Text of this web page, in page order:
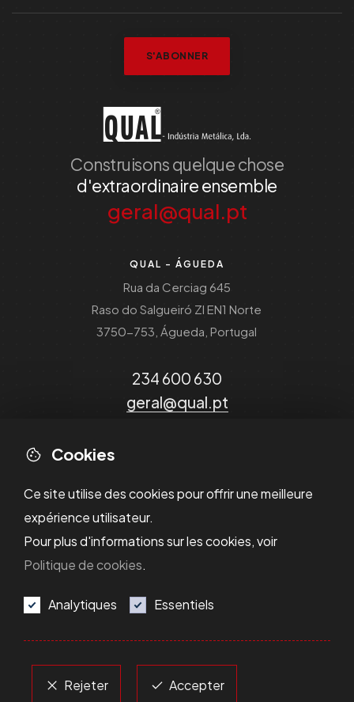
Cookies
Ce site utilise des cookies pour offrir une meilleure
expérience utilisateur.
Pour plus d'informations sur les cookies, voir
Politique de cookies.
Analytiques Essentiels
Rejeter Accepter
S'ABONNER
Construisons quelque chose
d'extraordinaire ensemble
geral@qual.pt
QUAL - ÁGUEDA
Rua da Cerciag 645
Raso do Salgueiró ZI EN1 Norte
3750-753, Águeda, Portugal
234 600 630
geral@qual.pt
© 2025 QUAL - Tous droits réservés